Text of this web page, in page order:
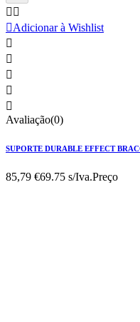
 
Adicionar à Wishlist





Avaliação(0)
SUPORTE DURABLE EFFECT
85,79 €69.75 s/Iva.Preço